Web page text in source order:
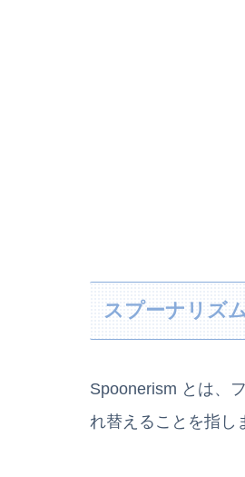
スプーナリズ
Spoonerism とは、
れ替えることを指し